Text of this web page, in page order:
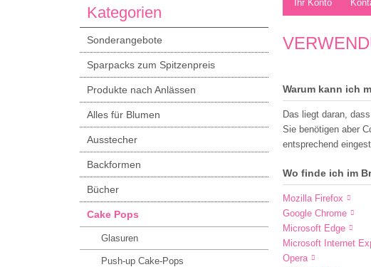
Ihr Konto
Warum kann ich
Das liegt daran,
Sie benötigen aber
entsprechend
Wo finde ich im
Mozilla Firefox
Google Chrome
Microsoft Edge
Microsoft Internet
Opera
Kategorien
Sonderangebote
Sparpacks zum Spitzenpreis
Produkte nach Anlässen
Alles für Blumen
Ausstecher
Backformen
Bücher
Cake Pops
Glasuren
Push-up Cake-Pops